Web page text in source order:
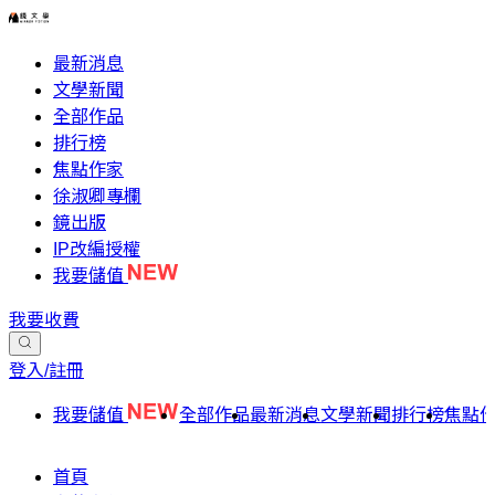
最新消息
文學新聞
全部作品
排行榜
焦點作家
徐淑卿專欄
鏡出版
IP改編授權
我要儲值
我要收費
登入/註冊
我要儲值 全部作品最新消息文學新聞排行榜焦點
首頁